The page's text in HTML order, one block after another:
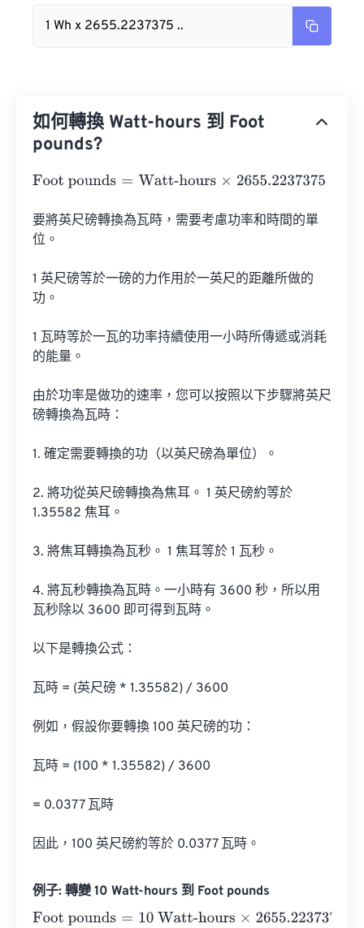
1 Wh x 2655.2237375 ..
如何轉換 Watt-hours 到 Foot
pounds?
Foot pounds=Watt-hours×2655.2237375
要將英尺磅轉換為瓦時，需要考慮功率和時間的單
位。
1 英尺磅等於一磅的力作用於一英尺的距離所做的
功。
1 瓦時等於一瓦的功率持續使用一小時所傳遞或消耗
的能量。
由於功率是做功的速率，您可以按照以下步驟將英尺
磅轉換為瓦時：
1. 確定需要轉換的功（以英尺磅為單位）。
2. 將功從英尺磅轉換為焦耳。 1 英尺磅約等於
1.35582 焦耳。
3. 將焦耳轉換為瓦秒。 1 焦耳等於 1 瓦秒。
4. 將瓦秒轉換為瓦時。一小時有 3600 秒，所以用
瓦秒除以 3600 即可得到瓦時。
以下是轉換公式：
瓦時 = (英尺磅 * 1.35582) / 3600
例如，假設你要轉換 100 英尺磅的功：
瓦時 = (100 * 1.35582) / 3600
= 0.0377 瓦時
因此，100 英尺磅約等於 0.0377 瓦時。
例子: 轉變 10 Watt-hours 到 Foot pounds
Foot pounds=10 Watt-hours×2655.2237375=